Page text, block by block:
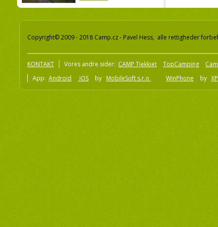
Copyright© 2009 - 2018 Camp.cz - Pavel Hess, alle rettigheder
KONTAKT Vores andre sider: CAMP Tjekkiet TopCamping
App: Android iOS by MobileSoft s.r.o WinPhone by